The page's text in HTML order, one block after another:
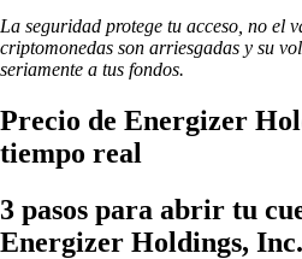
La seguridad protege tu acceso, no el
criptomonedas son arriesgadas y su
seriamente a tus fondos.
Precio de Energizer
tiempo real
3 pasos para abrir tu
Energizer Holdings, Inc.